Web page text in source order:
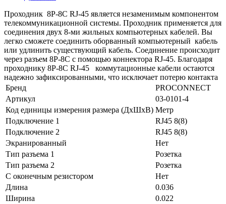
Проходник 8Р-8С RJ-45 является незаменимым компонентом
телекоммуникационной системы. Проходник применяется для
соединения двух 8-ми жильных компьютерных кабелей. Вы
легко сможете соединить оборванный компьютерный кабель
или удлинить существующий кабель. Соединение происходит
через разъем 8Р-8С с помощью коннектора RJ-45. Благодаря
проходнику 8Р-8С RJ-45 коммутационные кабели остаются
надежно зафиксированными, что исключает потерю контакта
Бренд
PROCONNECT
Артикул
03-0101-4
Код единицы измерения размера (ДхШхВ) Метр
Подключение 1
RJ45 8(8)
Подключение 2
RJ45 8(8)
Экранированный
Нет
Тип разъема 1
Розетка
Тип разъема 2
Розетка
С оконечным резистором
Нет
Длина
0.036
Ширина
0.022